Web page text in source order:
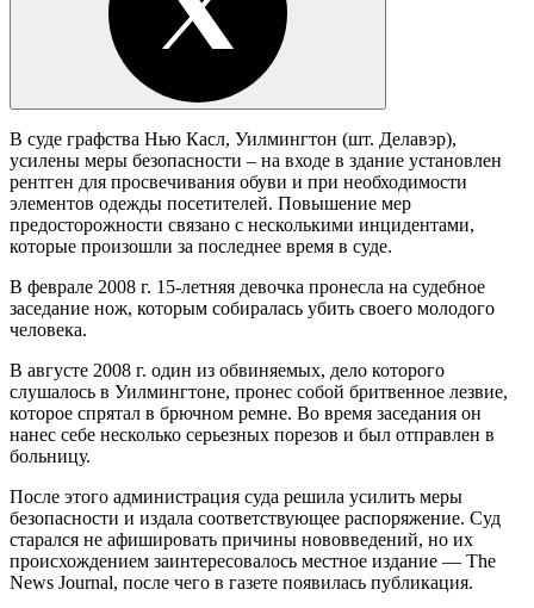
В суде графства Нью Касл, Уилмингтон (шт. Делавэр),
усилены меры безопасности – на входе в здание установлен
рентген для просвечивания обуви и при необходимости
элементов одежды посетителей. Повышение мер
предосторожности связано с несколькими инцидентами,
которые произошли за последнее время в суде.
В феврале 2008 г. 15-летняя девочка пронесла на судебное
заседание нож, которым собиралась убить своего молодого
человека.
В августе 2008 г. один из обвиняемых, дело которого
слушалось в Уилмингтоне, пронес собой бритвенное лезвие,
которое спрятал в брючном ремне. Во время заседания он
нанес себе несколько серьезных порезов и был отправлен в
больницу.
После этого администрация суда решила усилить меры
безопасности и издала соответствующее распоряжение. Суд
старался не афишировать причины нововведений, но их
происхождением заинтересовалось местное издание — The
News Journal, после чего в газете появилась публикация.